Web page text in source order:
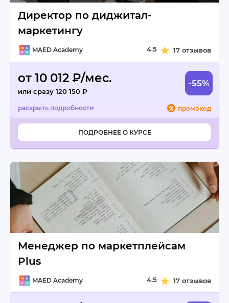
Директор по диджитал-
маркетингу
MAED Academy 4.5 17 отзывов
от 10 012 ₽/мес.
или сразу 120 150 ₽
-55%
промокод
ПОДРОБНЕЕ О КУРСЕ
Менеджер по маркетплейсам
Plus
MAED Academy 4.5 17 отзывов